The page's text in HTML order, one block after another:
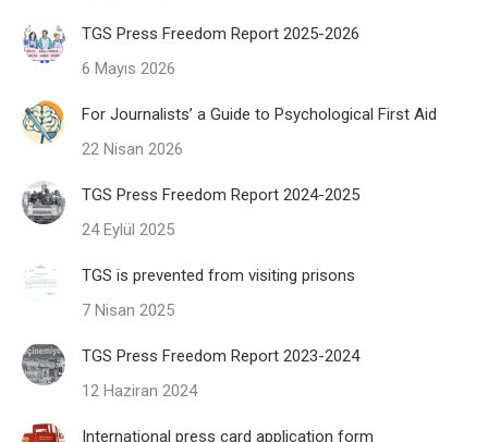
TGS Press Freedom Report 2025-2026
6 Mayıs 2026
For Journalists’ a Guide to Psychological First Aid
22 Nisan 2026
TGS Press Freedom Report 2024-2025
24 Eylül 2025
TGS is prevented from visiting prisons
7 Nisan 2025
TGS Press Freedom Report 2023-2024
12 Haziran 2024
International press card application form